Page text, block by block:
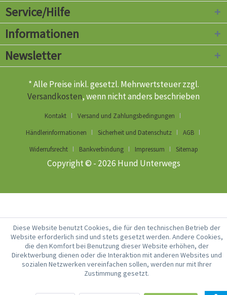
Service/Hilfe
Informationen
Newsletter
* Alle Preise inkl. gesetzl. Mehrwertsteuer zzgl.
Versandkosten, wenn nicht anders beschrieben
Kontakt
Versand und Zahlungsbedingungen
Händlerinformationen
Sicherheit und Datenschutz
AGB
Widerrufsrecht
Bankverbindung Impressum Sitemap
Copyright © - 2026 Hund Unterwegs
Diese Website benutzt Cookies, die für den technischen Betrieb der
Website erforderlich sind und stets gesetzt werden. Andere Cookies,
die den Komfort bei Benutzung dieser Website erhöhen, der
Direktwerbung dienen oder die Interaktion mit anderen Websites und
sozialen Netzwerken vereinfachen sollen, werden nur mit Ihrer
Zustimmung gesetzt.